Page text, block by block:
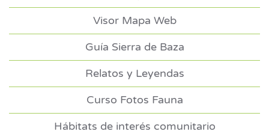
Visor Mapa Web
Guía Sierra de Baza
Relatos y Leyendas
Curso Fotos Fauna
Hábitats de interés comunitario